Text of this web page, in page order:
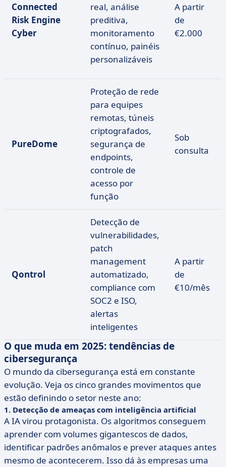
Connected
Risk Engine
Cyber
real, análise
preditiva,
monitoramento
contínuo, painéis
personalizáveis
A partir
de
€2.000
PureDome
Proteção de rede
para equipes
remotas, túneis
criptografados,
segurança de
endpoints,
controle de
acesso por
função
Sob
consulta
Qontrol
Detecção de
vulnerabilidades,
patch
management
automatizado,
compliance com
SOC2 e ISO,
alertas
inteligentes
A partir
de
€10/mês
O que muda em 2025: tendências de
cibersegurança
O mundo da cibersegurança está em constante
evolução. Veja os cinco grandes movimentos que
estão definindo o setor neste ano:
1. Detecção de ameaças com inteligência artificial
A IA virou protagonista. Os algoritmos conseguem
aprender com volumes gigantescos de dados,
identificar padrões anômalos e prever ataques antes
mesmo de acontecerem. Isso dá às empresas uma